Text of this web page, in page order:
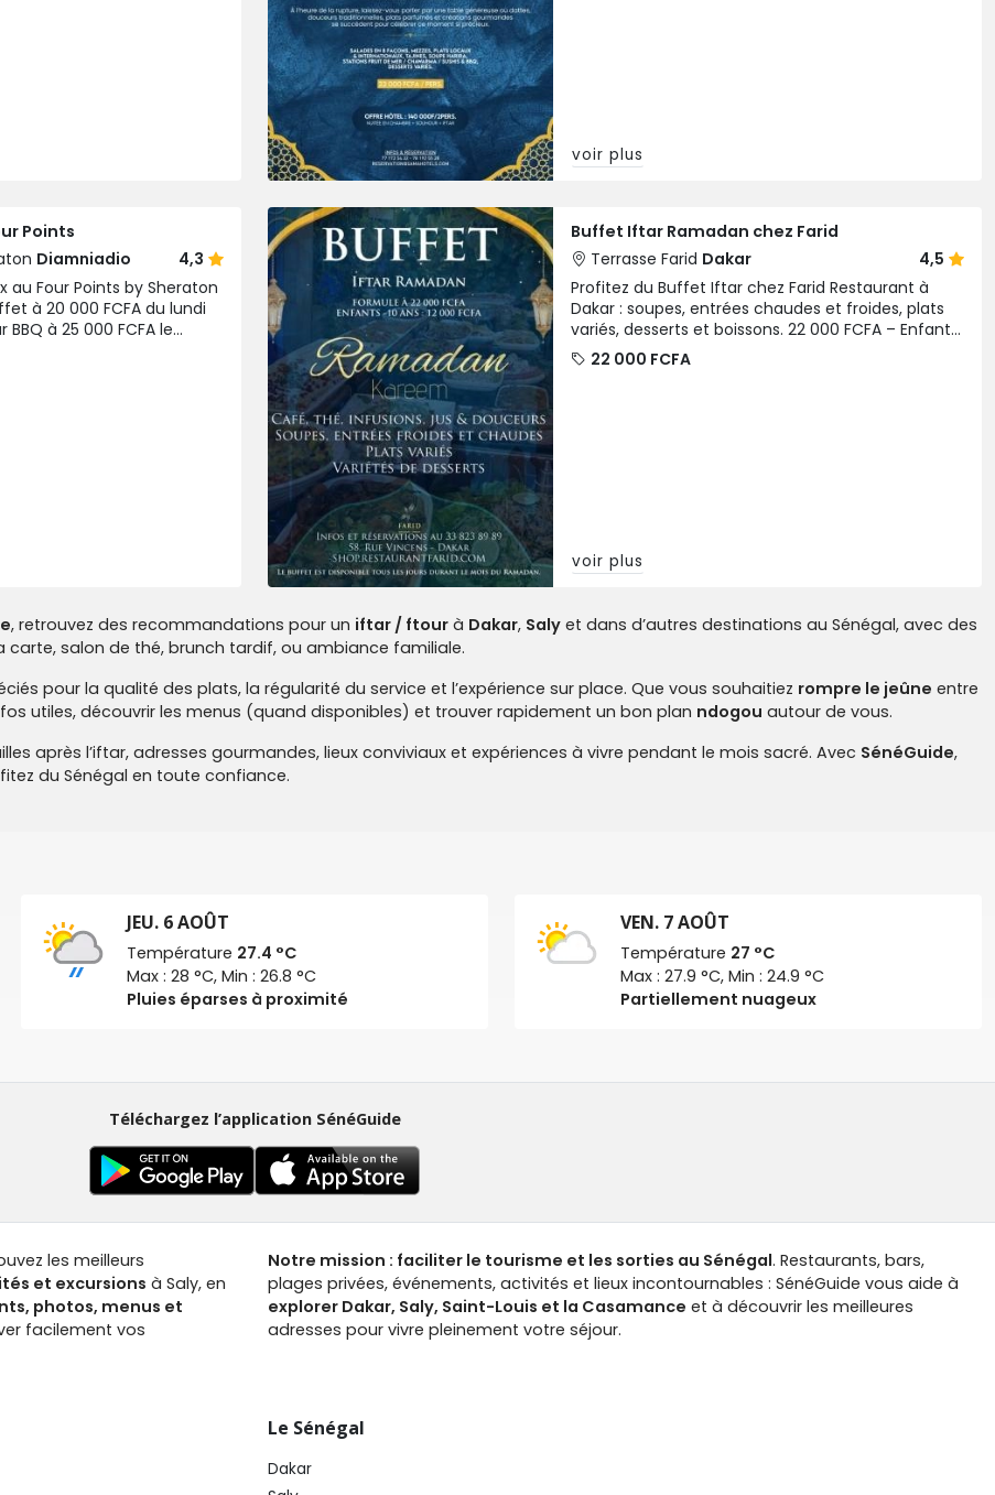
voir plus
Points
Diamniadio
4,3
au Four Points by Sheraton
à 20 000 FCFA du lundi
à 25 000 FCFA le
Buffet Iftar Ramadan chez Farid
Terrasse Farid Dakar
4,5
Profitez du Buffet Iftar chez Farid Restaurant à
Dakar : soupes, entrées chaudes et froides, plats
variés, desserts et boissons. 22 000 FCFA – Enfants
12 000 FCFA.
22 000 FCFA
voir plus
, retrouvez des recommandations pour un iftar / ftour à Dakar, Saly et dans d’autres destinations au Sénégal, avec des
carte, salon de thé, brunch tardif, ou ambiance familiale.
pour la qualité des plats, la régularité du service et l’expérience sur place. Que vous souhaitiez rompre le jeûne entre
utiles, découvrir les menus (quand disponibles) et trouver rapidement un bon plan ndogou autour de vous.
après l’iftar, adresses gourmandes, lieux conviviaux et expériences à vivre pendant le mois sacré. Avec SénéGuide,
du Sénégal en toute confiance.
JEU. 6 AOÛT
Température 27.4 °C
Max : 28 °C, Min : 26.8 °C
Pluies éparses à proximité
VEN. 7 AOÛT
Température 27 °C
Max : 27.9 °C, Min : 24.9 °C
Partiellement nuageux
Téléchargez l’application SénéGuide
les meilleurs
et excursions à Saly, en
photos, menus et
facilement vos
Notre mission : faciliter le tourisme et les sorties au Sénégal. Restaurants, bars,
plages privées, événements, activités et lieux incontournables : SénéGuide vous aide à
explorer Dakar, Saly, Saint-Louis et la Casamance et à découvrir les meilleures
adresses pour vivre pleinement votre séjour.
Le Sénégal
Dakar